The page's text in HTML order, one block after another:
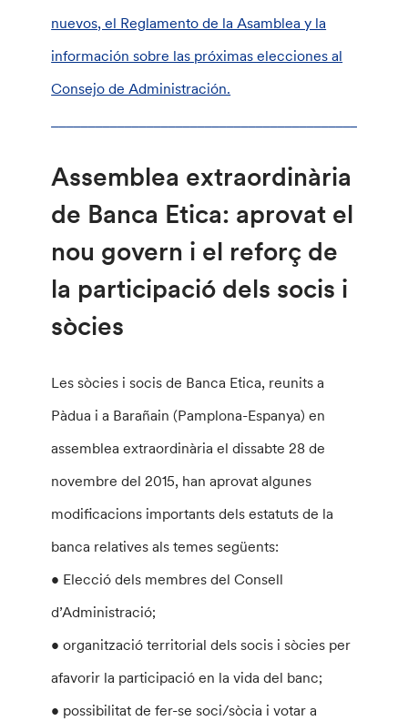
nuevos, el Reglamento de la Asamblea y la
información sobre las próximas elecciones al
Consejo de Administración.
Assemblea extraordinària
de Banca Etica: aprovat el
nou govern i el reforç de
la participació dels socis i
sòcies
Les sòcies i socis de Banca Etica, reunits a
Pàdua i a Barañain (Pamplona-Espanya) en
assemblea extraordinària el dissabte 28 de
novembre del 2015, han aprovat algunes
modificacions importants dels estatuts de la
banca relatives als temes següents:
• Elecció dels membres del Consell
d’Administració;
• organització territorial dels socis i sòcies per
afavorir la participació en la vida del banc;
• possibilitat de fer-se soci/sòcia i votar a